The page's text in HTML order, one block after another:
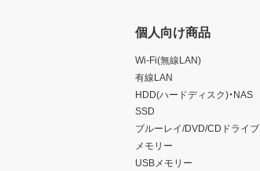
個人向け商品
Wi-Fi(無線LAN)
有線LAN
HDD(ハードディスク)・NAS
SSD
ブルーレイ/DVD/CDドライブ
メモリー
USBメモリー